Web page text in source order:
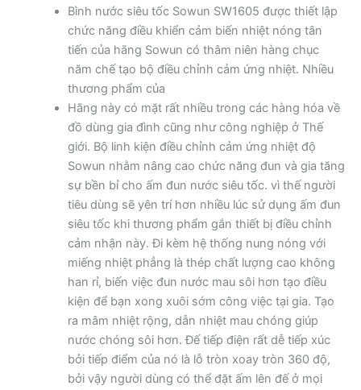
Bình nước siêu tốc Sowun SW1605 được thiết lập
chức năng điều khiển cảm biến nhiệt nóng tân
tiến của hãng Sowun có thâm niên hàng chục
năm chế tạo bộ điều chỉnh cảm ứng nhiệt. Nhiều
thương phẩm của
Hãng này có mặt rất nhiều trong các hàng hóa về
đồ dùng gia đình cũng như công nghiệp ở Thế
giới. Bộ linh kiện điều chỉnh cảm ứng nhiệt độ
Sowun nhằm nâng cao chức năng đun và gia tăng
sự bền bỉ cho ấm đun nước siêu tốc. vì thế người
tiêu dùng sẽ yên trí hơn nhiều lúc sử dụng ấm đun
siêu tốc khi thương phẩm gắn thiết bị điều chỉnh
cảm nhận này. Đi kèm hệ thống nung nóng với
miếng nhiệt phẳng là thép chất lượng cao không
han rỉ, biến việc đun nước mau sôi hơn tạo điều
kiện để bạn xong xuôi sớm công việc tại gia. Tạo
ra mâm nhiệt rộng, dẫn nhiệt mau chóng giúp
nước chóng sôi hơn. Đế tiếp điện rất dễ tiếp xúc
bởi tiếp điểm của nó là lỗ tròn xoay tròn 360 độ,
bởi vậy người dùng có thể đặt ấm lên đế ở mọi